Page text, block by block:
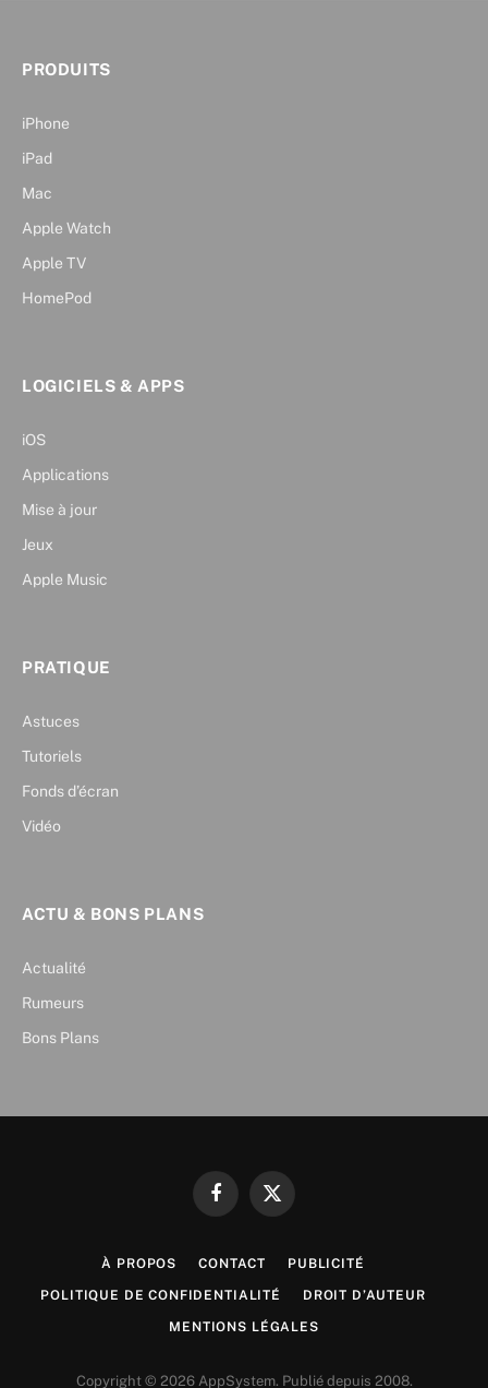
PRODUITS
iPhone
iPad
Mac
Apple Watch
Apple TV
HomePod
LOGICIELS & APPS
iOS
Applications
Mise à jour
Jeux
Apple Music
PRATIQUE
Astuces
Tutoriels
Fonds d’écran
Vidéo
ACTU & BONS PLANS
Actualité
Rumeurs
Bons Plans
FacebookX
À PROPOS CONTACT PUBLICITÉ
POLITIQUE DE CONFIDENTIALITÉ DROIT D’AUTEUR
MENTIONS LÉGALES
Copyright © 2026 AppSystem. Publié depuis 2008.